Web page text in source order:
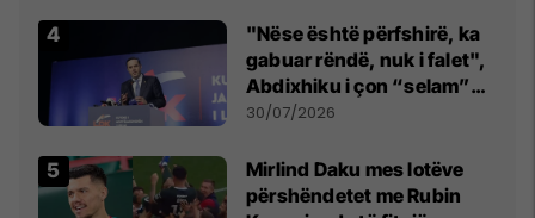
"Nëse është përfshirë, ka
gabuar rëndë, nuk i falet",
Abdixhiku i çon “selam”
Përparim Ramës
30/07/2026
Mirlind Daku mes lotëve
përshëndetet me Rubin